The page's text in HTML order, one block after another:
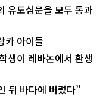
유도심문을 모두 통과
카 아이들
생이 레바논에서 환생
뒤 바다에 버렸다”